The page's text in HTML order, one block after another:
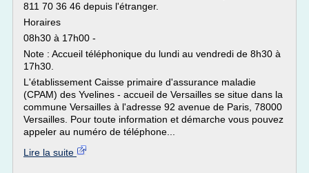
811 70 36 46 depuis l'étranger.
Horaires
08h30 à 17h00 -
Note : Accueil téléphonique du lundi au vendredi de 8h30 à
17h30.
L'établissement Caisse primaire d'assurance maladie
(CPAM) des Yvelines - accueil de Versailles se situe dans la
commune Versailles à l'adresse 92 avenue de Paris, 78000
Versailles. Pour toute information et démarche vous pouvez
appeler au numéro de téléphone...
Lire la suite